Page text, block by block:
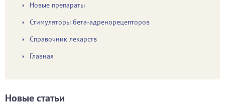
Новые препараты
Стимуляторы бета-адренорецепторов
Справочник лекарств
Главная
Новые статьи